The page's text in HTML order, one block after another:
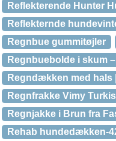
Reflekterende Hunter
Reflekternde
Regnbue gummitøjler
Regnbuebolde i skum
Regndækken med hals
Regnfrakke Vimy
Regnjakke i Brun fra
Rehab hundedækken-